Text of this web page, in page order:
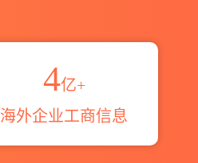
4亿+
海外企业工商信息